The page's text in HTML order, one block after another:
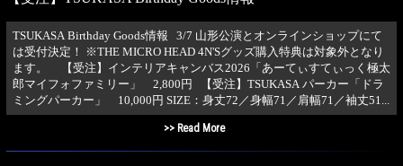
TSUKASA Birthday Goods情報 3/7 山形公演とオンラインショップにて
は受付決定！ ※THE MICRO HEAD 4N'Sグッズ購入特典は対象外となり
ます。 【受注】インテリアキャンバス2026「あーてぃすてぃっく極太
郎マイフォファミリー」 2,800円 【受注】TSUKASA パーカー「ドラ
ミングパーカー」 10,000円 SIZE：身丈72／身幅71／肩幅71／袖丈51...
>> Read More